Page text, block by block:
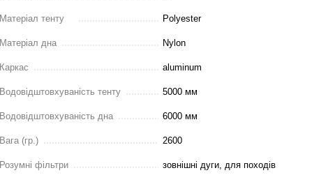
Матеріал тенту Polyester
Матеріал дна Nylon
Каркас aluminum
Водовідштовхуваність тенту 5000 мм
Водовідштовхуваність дна 6000 мм
Вага (гр.) 2600
Розумні фільтри зовнішні дуги, для походів